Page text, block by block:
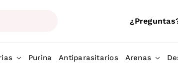
Purina Antiparasitarios Arenas